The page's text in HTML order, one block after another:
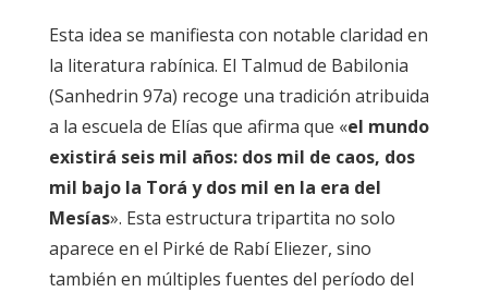
Esta idea se manifiesta con notable claridad en
la literatura rabínica. El Talmud de Babilonia
(Sanhedrin 97a) recoge una tradición atribuida
a la escuela de Elías que afirma que «el mundo
existirá seis mil años: dos mil de caos, dos
mil bajo la Torá y dos mil en la era del
Mesías». Esta estructura tripartita no solo
aparece en el Pirké de Rabí Eliezer, sino
también en múltiples fuentes del período del